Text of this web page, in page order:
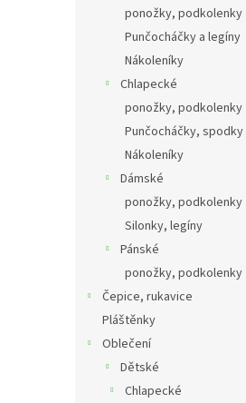
ponožky, podkolenky
Punčocháčky a legíny
Nákoleníky
Chlapecké
ponožky, podkolenky
Punčocháčky, spodky
Nákoleníky
Dámské
ponožky, podkolenky
Silonky, legíny
Pánské
ponožky, podkolenky
Čepice, rukavice
Pláštěnky
Oblečení
Dětské
Chlapecké